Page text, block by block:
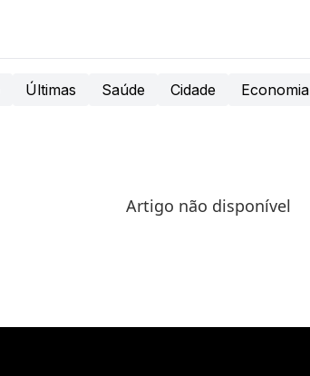
Últimas Saúde Cidade Economia
Artigo não disponível